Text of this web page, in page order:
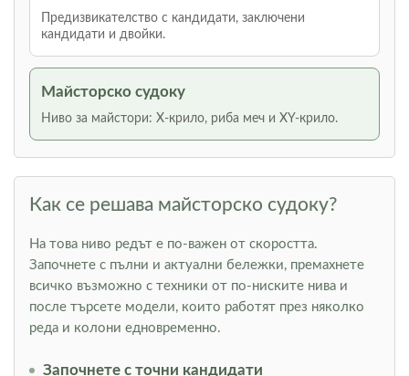
Предизвикателство с кандидати, заключени
кандидати и двойки.
Майсторско судоку
Ниво за майстори: Х-крило, риба меч и XY-крило.
Как се решава майсторско судоку?
На това ниво редът е по-важен от скоростта.
Започнете с пълни и актуални бележки, премахнете
всичко възможно с техники от по-ниските нива и
после търсете модели, които работят през няколко
реда и колони едновременно.
Започнете с точни кандидати